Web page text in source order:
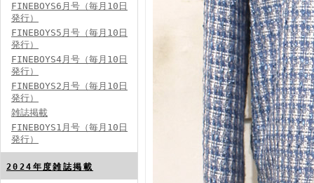
FINEBOYS2024年6月号
FINEBOYS6月号（毎月10日
発行）
FINEBOYS5月号（毎月10日
発行）
FINEBOYS4月号（毎月10日
発行）
FINEBOYS2月号（毎月10日
発行）
雑誌掲載
FINEBOYS1月号（毎月10日
発行）
2024年度雑誌掲載